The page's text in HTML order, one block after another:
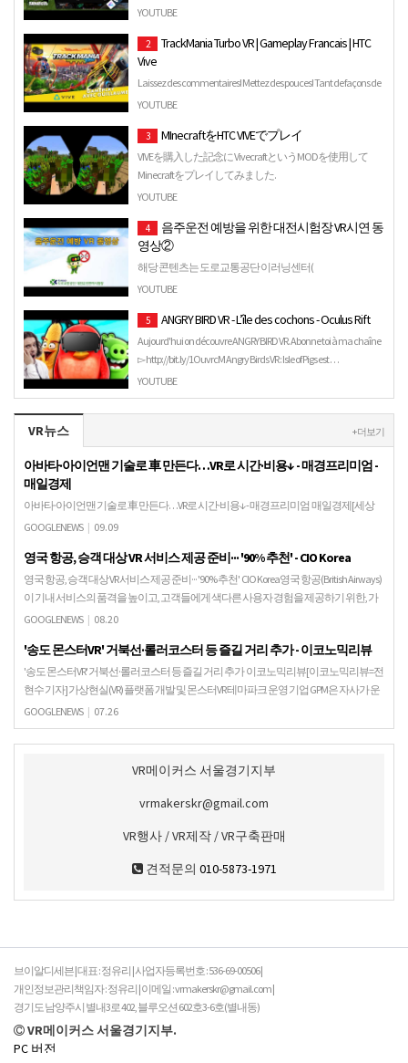
titles! Join me as I run through them all and give the…
YOUTUBE
2
TrackMania Turbo VR | Gameplay Francais | HTC
Vive
Laissez des commentaires! Mettez des pouces! Tant de façons de
montrer que vous aimez mon contenu et encourager la sorti…
YOUTUBE
3 MInecraftをHTC VIVEでプレイ
VIVEを購入した記念に VivecraftというMODを使用して
Minecraftをプレイしてみました.
YOUTUBE
4
음주운전 예방을 위한 대전시험장 VR시연 동
영상②
해당 콘텐츠는 도로교통공단 이러닝센터(
http://trafficedu.koroad.or.kr ) 에서도 확인이 가능합니다 ※ 콘
YOUTUBE
5 ANGRY BIRD VR - L’île des cochons - Oculus Rift
Aujourd'hui on découvre ANGRY BIRD VR. Abonne toi à ma chaîne
▻ http://bit.ly/1OuvrcM Angry Birds VR : Isle of Pigs est …
YOUTUBE
VR뉴스 + 더보기
아바타·아이언맨 기술로 車 만든다…VR로 시간·비용↓ - 매경프리미엄 -
매일경제
아바타·아이언맨 기술로 車 만든다…VR로 시간·비용↓ - 매경프리미엄 매일경제[세상
만車-125] # SF 영화 '아이언맨'이나 '어벤져스'에서는 아이언맨 슈트를 가상현실
GOOGLENEWS | 09.09
영국 항공, 승객 대상 VR 서비스 제공 준비··· '90% 추천' - CIO Korea
영국 항공, 승객 대상 VR 서비스 제공 준비··· '90% 추천' CIO Korea영국 항공(British Airways)
이 기내 서비스의 품격을 높이고, 고객들에게 색다른 사용자 경험을 제공하기 위한, 가
상현실…
GOOGLENEWS | 08.20
'송도 몬스터VR' 거북선·롤러코스터 등 즐길 거리 추가 - 이코노믹리뷰
'송도 몬스터VR' 거북선·롤러코스터 등 즐길 거리 추가 이코노믹리뷰[이코노믹리뷰=전
현수 기자] 가상현실(VR) 플랫폼 개발 및 몬스터VR 테마파크 운영 기업 GPM은 자사가 운
영 중인 '송도 몬스터VR'의 오픈 …
GOOGLENEWS | 07.26
VR메이커스 서울경기지부
vrmakerskr@gmail.com
VR행사 / VR제작 / VR구축판매
견적문의 010-5873-1971
브이알디세븐 | 대표 : 정유리 | 사업자등록번호 : 536-69-00506 |
개인정보관리책임자 : 정유리 | 이메일 : vrmakerskr@gmail.com |
경기도 남양주시 별내3로 402, 블루오션 602호3-6호(별내동)
VR메이커스 서울경기지부.
PC 버전